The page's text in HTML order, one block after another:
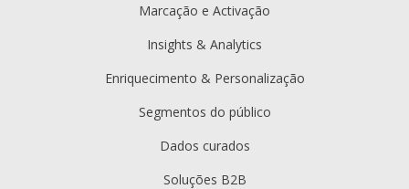
Marcação e Activação
Insights & Analytics
Enriquecimento & Personalização
Segmentos do público
Dados curados
Soluções B2B